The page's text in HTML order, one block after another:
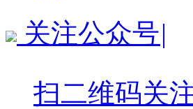
关注公众号|
扫二维码关